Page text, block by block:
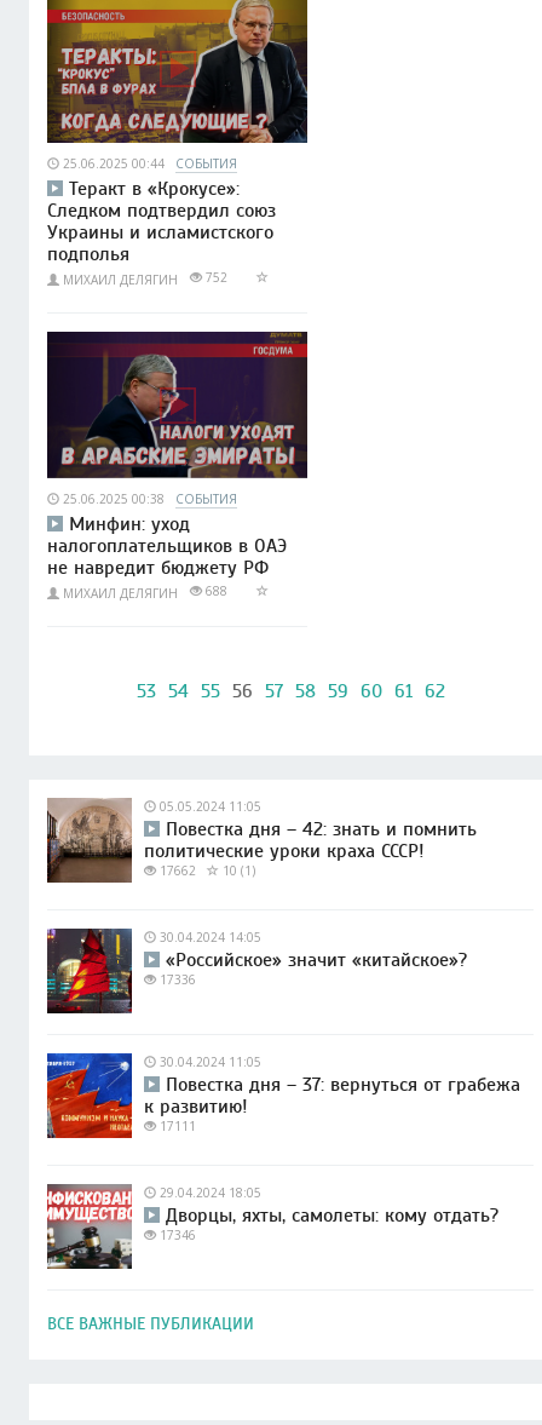
25.06.2025 00:44 СОБЫТИЯ
Теракт в «Крокусе»:
Следком подтвердил союз
Украины и исламистского
подполья
МИХАИЛ ДЕЛЯГИН 752
25.06.2025 00:38 СОБЫТИЯ
Минфин: уход
налогоплательщиков в ОАЭ
не навредит бюджету РФ
МИХАИЛ ДЕЛЯГИН 688
53 54 55 56 57 58 59 60 61 62
05.05.2024 11:05
Повестка дня – 42: знать и помнить
политические уроки краха СССР!
17662 10 (1)
30.04.2024 14:05
«Российское» значит «китайское»?
17336
30.04.2024 11:05
Повестка дня – 37: вернуться от грабежа
к развитию!
17111
29.04.2024 18:05
Дворцы, яхты, самолеты: кому отдать?
17346
ВСЕ ВАЖНЫЕ ПУБЛИКАЦИИ